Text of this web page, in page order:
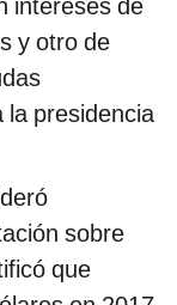
intereses de
y otro de
la presidencia
sobre
que